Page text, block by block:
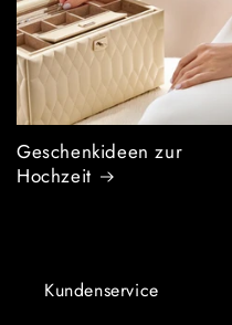
Geschenkideen zur
Hochzeit
Kundenservice